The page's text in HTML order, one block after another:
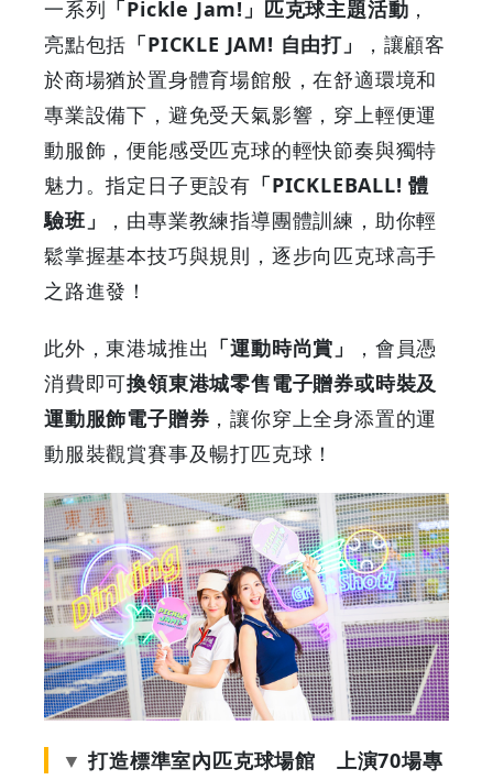
GOODEAL
Grab
Your
Coupons
Discounts
一系列 「Pickle Jam!」匹克球主題活動 ，
亮點包括 「PICKLE JAM! 自由打」
，讓顧客
於商場猶於置身體育場館般，在舒適環境和
專業設備下，避免受天氣影響，穿上輕便運
動服飾，便能感受匹克球的輕快節奏與獨特
魅力。指定日子更設有 「PICKLEBALL! 體
驗班」
，由專業教練指導團體訓練，助你輕
鬆掌握基本技巧與規則，逐步向匹克球高手
之路進發！
此外，東港城推出 「運動時尚賞」
，會員憑
消費即可換領東港城零售電子贈券或時裝及
運動服飾電子贈券 ，讓你穿上全身添置的運
動服裝觀賞賽事及暢打匹克球！
打造標準室內匹克球場館 上演70場專